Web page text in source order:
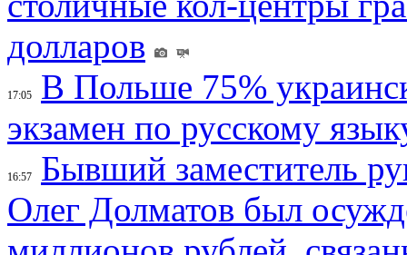
долларов
17:05
В Польше 75%
экзамен по русскому
16:57
Бывший заместитель
Олег Долматов был